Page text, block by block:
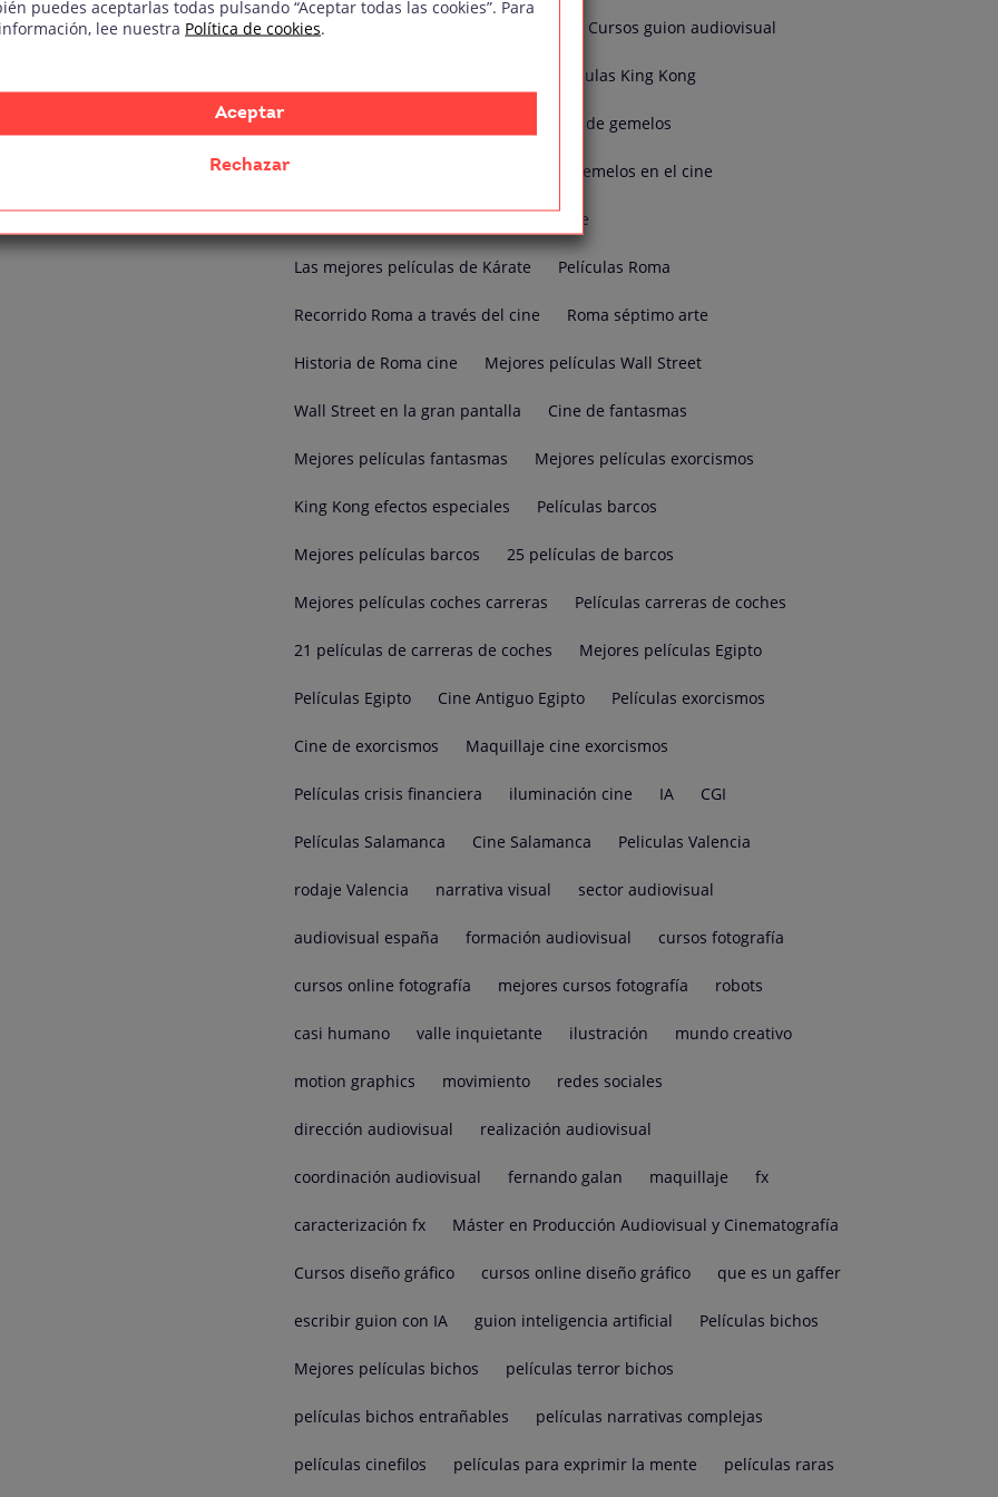
Mejores cursos actor doblaje online Cursos guion audiovisual
Películas King Kong
Películas de gemelos
Gemelos en el cine
Películas de Kárate Kárate en el cine
Las mejores películas de Kárate Películas Roma
Recorrido Roma a través del cine Roma séptimo arte
Historia de Roma cine Mejores películas Wall Street
Wall Street en la gran pantalla Cine de fantasmas
Mejores películas fantasmas Mejores películas exorcismos
King Kong efectos especiales Películas barcos
Mejores películas barcos 25 películas de barcos
Mejores películas coches carreras Películas carreras de coches
21 películas de carreras de coches Mejores películas Egipto
Películas Egipto Cine Antiguo Egipto Películas exorcismos
Cine de exorcismos Maquillaje cine exorcismos
Películas crisis financiera iluminación cine IA CGI
Películas Salamanca Cine Salamanca Peliculas Valencia
rodaje Valencia narrativa visual sector audiovisual
audiovisual españa formación audiovisual cursos fotografía
cursos online fotografía mejores cursos fotografía robots
casi humano valle inquietante ilustración mundo creativo
motion graphics movimiento redes sociales
dirección audiovisual realización audiovisual
coordinación audiovisual fernando galan maquillaje fx
caracterización fx Máster en Producción Audiovisual y Cinematografía
Cursos diseño gráfico cursos online diseño gráfico que es un gaffer
escribir guion con IA guion inteligencia artificial Películas bichos
Mejores películas bichos películas terror bichos
películas bichos entrañables películas narrativas complejas
películas cinefilos películas para exprimir la mente películas raras
puedes aceptarlas todas pulsando “Aceptar todas las cookies”. Para
lee nuestra Política de cookies.
Aceptar
Rechazar